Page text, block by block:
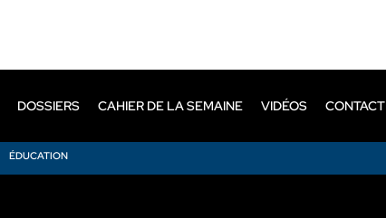
ÉDUCATION
DOSSIERS CAHIER DE LA SEMAINE VIDÉOS CONTACT